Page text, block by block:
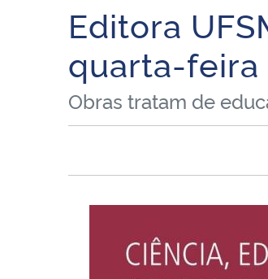
Secretaria de Governo
Início do conteúdo
Editora
quarta-feira
Obras tratam de